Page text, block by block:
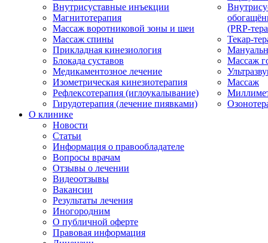
Внутрисуставные инъекции
Магнитотерапия
Массаж воротниковой зоны и шеи
Массаж спины
Прикладная кинезиология
Блокада суставов
Медикаментозное лечение
Изометрическая кинезиотерапия
Рефлексотерапия (иглоукалывание)
Гирудотерапия (лечение пиявками)
(PRP-
Текар-
Массаж
Массаж
О клинике
Новости
Статьи
Информация о правообладателе
Вопросы врачам
Отзывы о лечении
Видеоотзывы
Вакансии
Результаты лечения
Иногородним
О публичной оферте
Правовая информация